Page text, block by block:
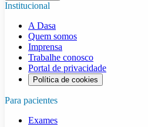
Institucional
A Dasa
Quem somos
Imprensa
Trabalhe conosco
Portal de privacidade
Política de cookies
Para pacientes
Exames